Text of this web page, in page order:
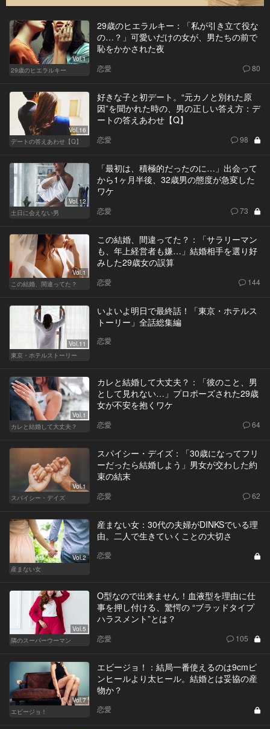
Vol.1
29歳のヒエラルキー
29歳のヒエラルキー：「私が引き立て役な
の…？」可愛いだけの女が、男たちの前で
恥をかかされた夜
恋愛 80
Vol.16
デートの答えあわせ【Q】
好きな子と初デート。“元カノと別れた原
因”を聞かれた時の、男の正しい答え方：デ
ートの答えあわせ【Q】
恋愛 98
Vol.12
土日に会えない男
「最初は、積極的だったのに…」出会って
から1ヶ月半後、32歳男の態度が急変した
ワケ
恋愛 73
Vol.1
この結婚、間違ってた？
この結婚、間違ってた？：「サラリーマン
も、年上経営者も嫌…」結婚相手を選り好
みした29歳女の誤算
恋愛 144
Vol.11
東京・ホテルストーリー
いよいよ明日で最終話！「東京・ホテルス
トーリー」全話総集編
恋愛
Vol.1
カレと結婚して大丈夫？
カレと結婚して大丈夫？：「彼のこと、男
として見れない…」プロポーズされた29歳
女が不安を抱くワケ
恋愛 64
Vol.1
スパイシー・デイズ
スパイシー・デイズ：「30歳になってフリ
ーだったら結婚しよう」男女が交わした約
束の結末
恋愛 62
Vol.2
産まない女
産まない女：30代の夫婦がDINKSでいる理
由。二人で生きていくことの大切さ
恋愛
Vol.5
隣のスーパーウーマン
O型なので出来ません！血液型を理由に仕
事を押し付ける、驚愕の “ブラッドタイプ
ハラスメント”とは？
恋愛 105
Vol.7
エビージョ！
エビージョ！：結局一番使えるのは9cmピ
ンヒールより太ヒール。結婚とは妥協の産
物か？
恋愛